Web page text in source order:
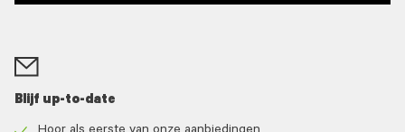
Blijf up-to-date